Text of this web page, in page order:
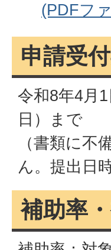
(PDFフ
申請受
令和8年4月
日）まで
（書類に
ん。提出日
補助率